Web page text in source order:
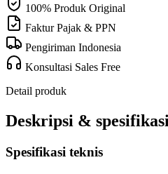
100% Produk Original
Faktur Pajak & PPN
Pengiriman Indonesia
Konsultasi Sales Free
Detail produk
Deskripsi & spesifikasi
Spesifikasi teknis